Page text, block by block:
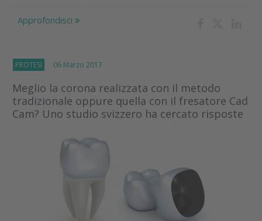
Approfondisci
PROTESI 06 Marzo 2017
Meglio la corona realizzata con il metodo
tradizionale oppure quella con il fresatore Cad
Cam? Uno studio svizzero ha cercato risposte